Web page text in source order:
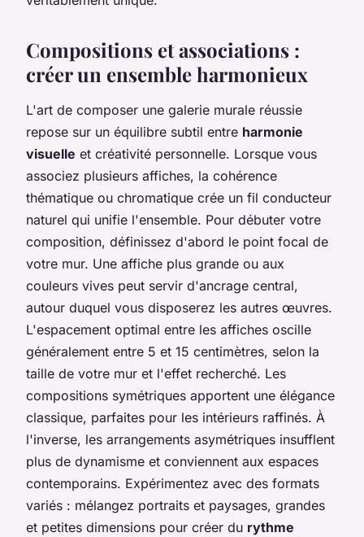
Compositions et associations :
créer un ensemble harmonieux
L'art de composer une galerie murale réussie
repose sur un équilibre subtil entre harmonie
visuelle et créativité personnelle. Lorsque vous
associez plusieurs affiches, la cohérence
thématique ou chromatique crée un fil conducteur
naturel qui unifie l'ensemble. Pour débuter votre
composition, définissez d'abord le point focal de
votre mur. Une affiche plus grande ou aux
couleurs vives peut servir d'ancrage central,
autour duquel vous disposerez les autres œuvres.
L'espacement optimal entre les affiches oscille
généralement entre 5 et 15 centimètres, selon la
taille de votre mur et l'effet recherché. Les
compositions symétriques apportent une élégance
classique, parfaites pour les intérieurs raffinés. À
l'inverse, les arrangements asymétriques insufflent
plus de dynamisme et conviennent aux espaces
contemporains. Expérimentez avec des formats
variés : mélangez portraits et paysages, grandes
et petites dimensions pour créer du rythme